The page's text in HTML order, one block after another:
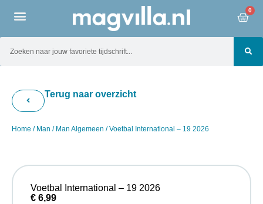
0
Terug naar overzicht
Home / Man / Man Algemeen / Voetbal International – 19 2026
Voetbal International – 19 2026
€ 6,99